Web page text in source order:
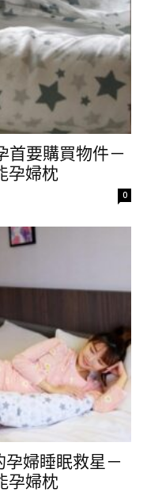
首要購買物件－
孕婦枕
0
孕婦睡眠救星－
孕婦枕